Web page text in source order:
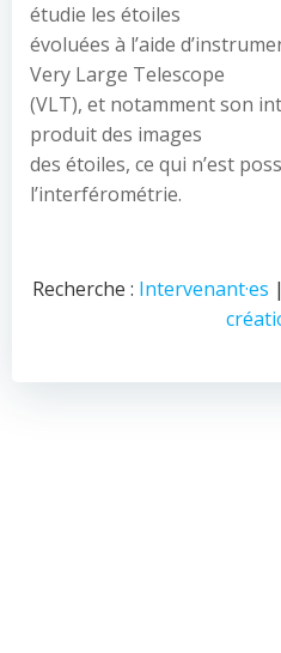
étudie les étoiles
évoluées à l’aide
Very Large Telescope
(VLT), et notamment son
produit des images
des étoiles, ce qui n’est
l’interférométrie.
Recherche : Intervenant·es |